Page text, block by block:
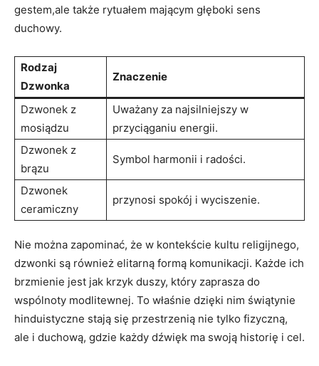
gestem,ale także rytuałem mającym głęboki sens
duchowy.
Rodzaj
Dzwonka
Znaczenie
Dzwonek z
mosiądzu
Uważany za najsilniejszy ⁤w
przyciąganiu energii.
Dzwonek z
brązu
Symbol harmonii i radości.
Dzwonek
ceramiczny
przynosi spokój i wyciszenie.
Nie można zapominać, że w kontekście kultu religijnego,
dzwonki są również elitarną formą komunikacji. Każde ich
brzmienie jest jak krzyk duszy, który​ zaprasza​ do
wspólnoty modlitewnej. To ‌właśnie dzięki nim świątynie
hinduistyczne⁢ stają się przestrzenią ‌nie tylko fizyczną,
ale⁣ i duchową, gdzie każdy dźwięk ma swoją historię i cel.